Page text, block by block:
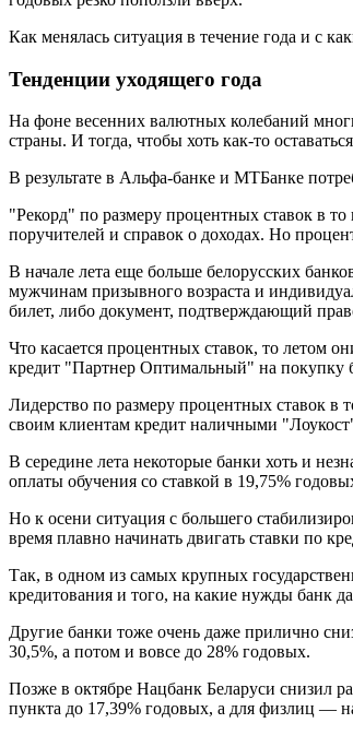
Как менялась ситуация в течение года и с
Тенденции уходящего года
На фоне весенних валютных колебаний
страны. И тогда, чтобы хоть как-то
В результате в Альфа-банке и МТБанке
"Рекорд" по размеру процентных ставок в
поручителей и справок о доходах. Но
В начале лета еще больше белорусских
мужчинам призывного возраста и
билет, либо документ, подтверждающий
Что касается процентных ставок, то летом
кредит "Партнер Оптимальный" на покупку
Лидерство по размеру процентных ставок в
своим клиентам кредит наличными
В середине лета некоторые банки хоть и
оплаты обучения со ставкой в 19,75%
Но к осени ситуация с большего
время плавно начинать двигать ставки по
Так, в одном из самых крупных
кредитования и того, на какие нужды банк
Другие банки тоже очень даже прилично
30,5%, а потом и вовсе до 28% годовых.
Позже в октябре Нацбанк Беларуси снизил
пункта до 17,39% годовых, а для физлиц —